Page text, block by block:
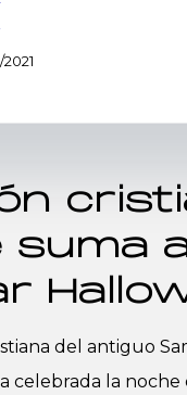
suma
del antiguo
celebrada la